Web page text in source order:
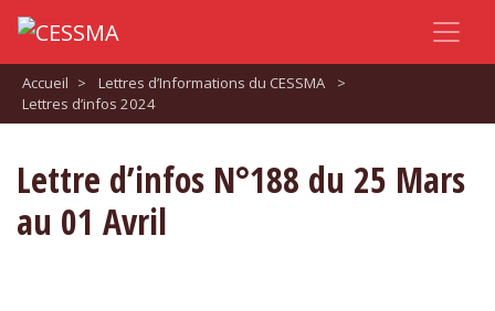
Accueil > Lettres d’Informations du CESSMA
>
Lettres d’infos 2024
Lettre d’infos N°188 du 25 Mars
au 01 Avril